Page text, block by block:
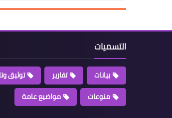
التسميات
بيانات تقارير توثيق
منوعات
مواضيع عامة